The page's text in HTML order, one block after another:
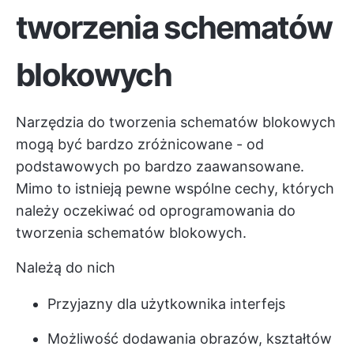
tworzenia schematów
blokowych
Narzędzia do tworzenia schematów blokowych
mogą być bardzo zróżnicowane - od
podstawowych po bardzo zaawansowane.
Mimo to istnieją pewne wspólne cechy, których
należy oczekiwać od oprogramowania do
tworzenia schematów blokowych.
Należą do nich
Przyjazny dla użytkownika interfejs
Możliwość dodawania obrazów, kształtów